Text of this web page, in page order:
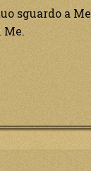
sguardo a Me
Me.